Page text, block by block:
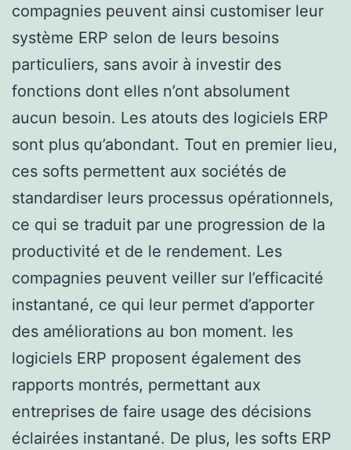
compagnies peuvent ainsi customiser leur
système ERP selon de leurs besoins
particuliers, sans avoir à investir des
fonctions dont elles n’ont absolument
aucun besoin. Les atouts des logiciels ERP
sont plus qu’abondant. Tout en premier lieu,
ces softs permettent aux sociétés de
standardiser leurs processus opérationnels,
ce qui se traduit par une progression de la
productivité et de le rendement. Les
compagnies peuvent veiller sur l’efficacité
instantané, ce qui leur permet d’apporter
des améliorations au bon moment. les
logiciels ERP proposent également des
rapports montrés, permettant aux
entreprises de faire usage des décisions
éclairées instantané. De plus, les softs ERP